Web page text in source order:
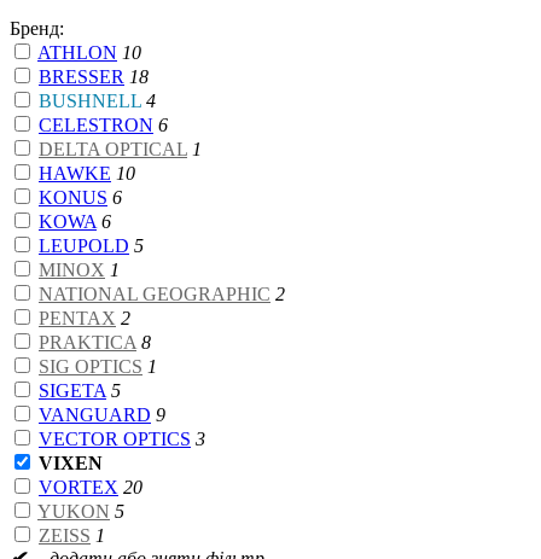
Бренд:
ATHLON 10
BRESSER 18
BUSHNELL 4
CELESTRON 6
DELTA OPTICAL 1
HAWKE 10
KONUS 6
KOWA 6
LEUPOLD 5
MINOX 1
NATIONAL GEOGRAPHIC 2
PENTAX 2
PRAKTICA 8
SIG OPTICS 1
SIGETA 5
VANGUARD 9
VECTOR OPTICS 3
VIXEN
VORTEX 20
YUKON 5
ZEISS 1